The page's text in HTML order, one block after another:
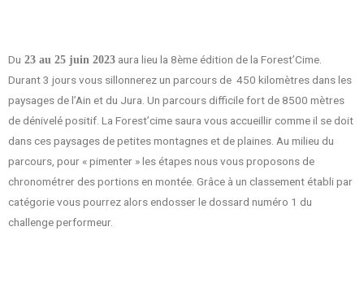
Du 23 au 25 juin 2023 aura lieu la 8ème édition de la Forest’Cime.
Durant 3 jours vous sillonnerez un parcours de 450 kilomètres dans les
paysages de l’Ain et du Jura. Un parcours difficile fort de 8500 mètres
de dénivelé positif. La Forest’cime saura vous accueillir comme il se doit
dans ces paysages de petites montagnes et de plaines. Au milieu du
parcours, pour « pimenter » les étapes nous vous proposons de
chronométrer des portions en montée. Grâce à un classement établi par
catégorie vous pourrez alors endosser le dossard numéro 1 du
challenge performeur.